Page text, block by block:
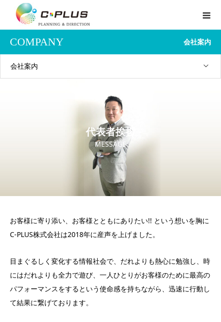
COMPANY 会社案内
会社案内
代表者挨拶
MESSAGE
お客様に寄り添い、お客様とともにありたい!! という想いを胸に
C-PLUS株式会社は2018年に産声を上げました。
目まぐるしく変化する情報社会で、だれよりも熱心に勉強し、時
にはだれよりも全力で遊び、一人ひとりがお客様のために最高の
パフォーマンスをするという使命感を持ちながら、迅速に行動し
て結果に繋げております。